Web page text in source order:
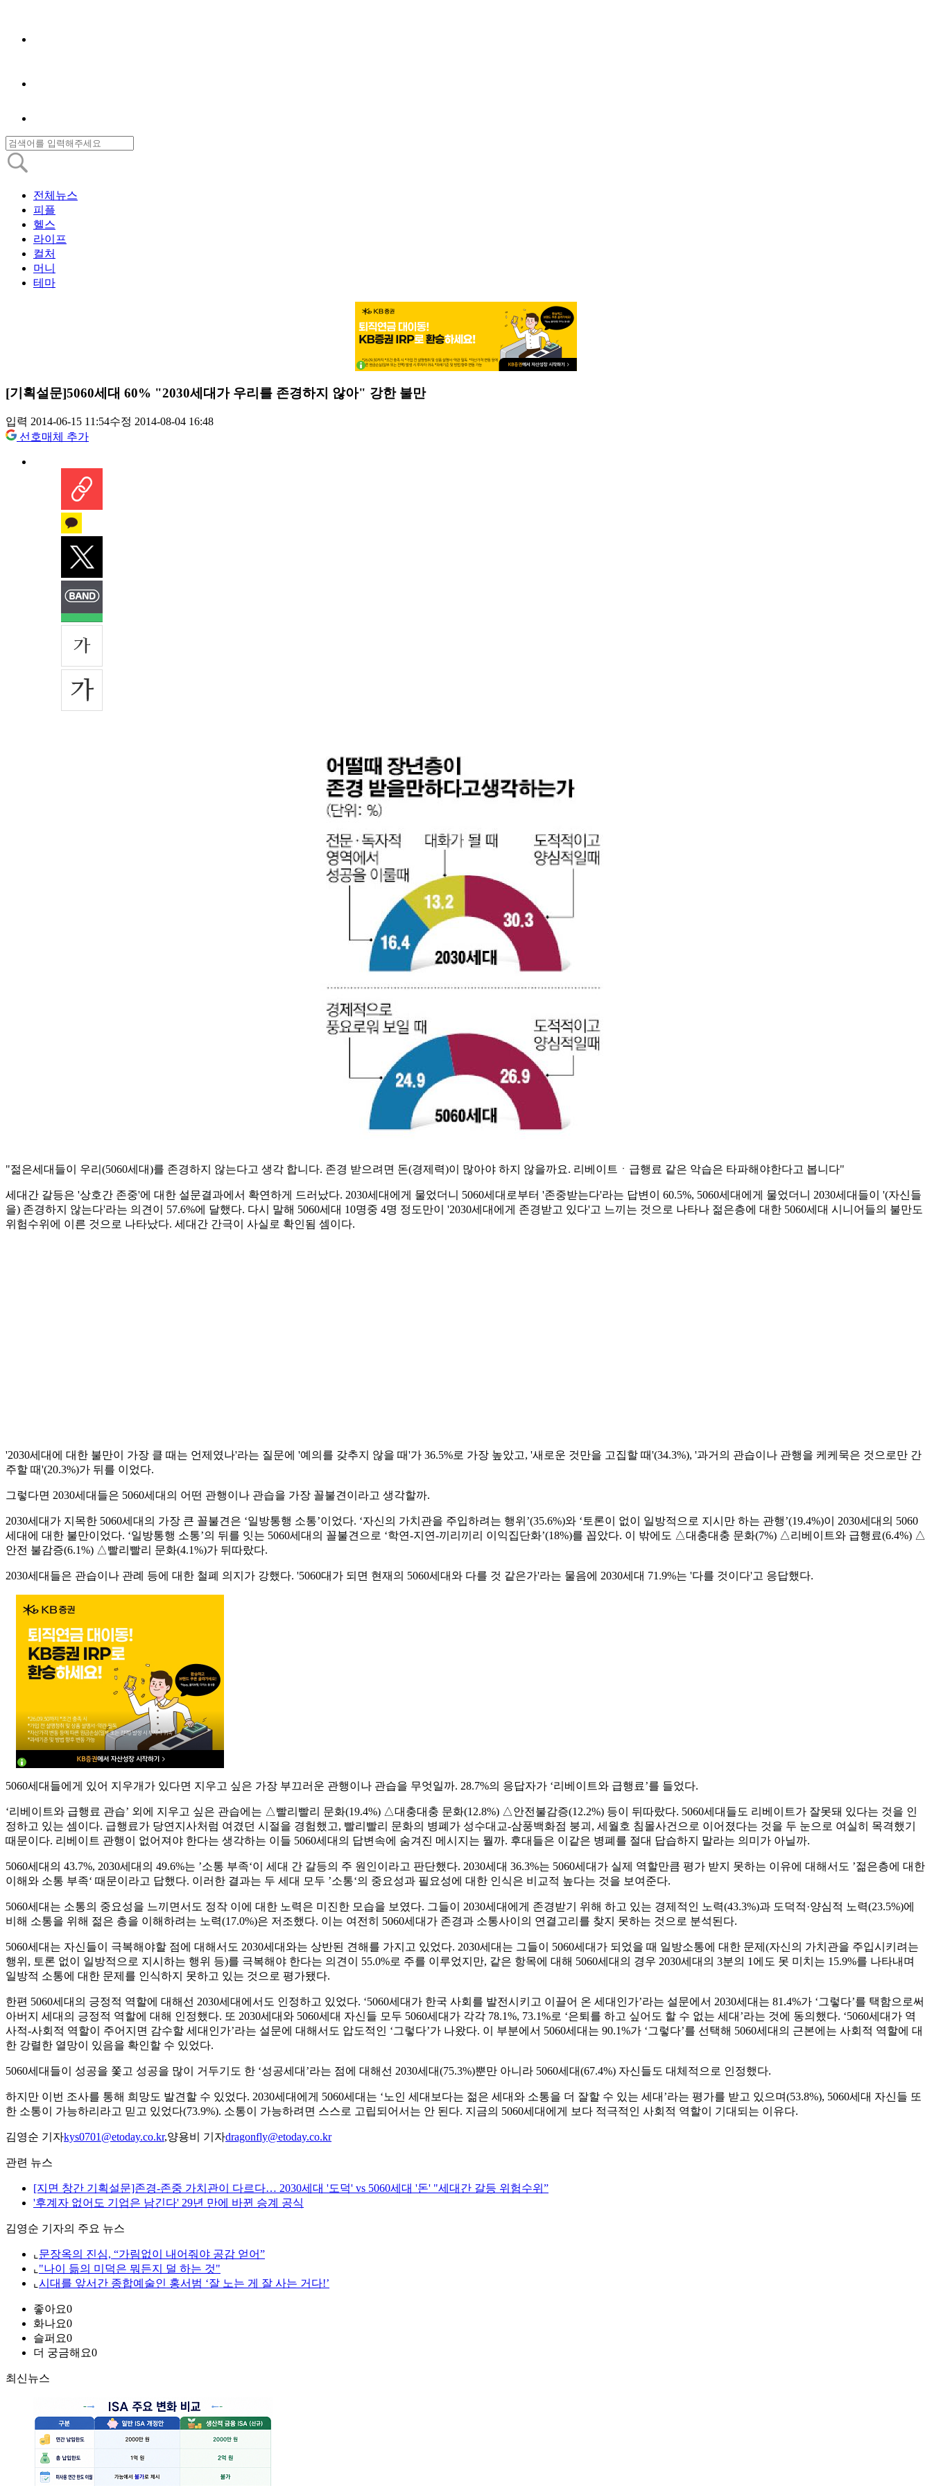
전체뉴스
피플
헬스
라이프
컬처
머니
테마
[기획설문]5060세대 60% "2030세대가 우리를 존경하지 않아" 강한 불만
입력 2014-06-15 11:54수정 2014-08-04 16:48
선호매체 추가
"젊은세대들이 우리(5060세대)를 존경하지 않는다고 생각 합니다. 존경 받으려면 돈(경제력)이 많아야 하지 않을까요. 리베이트ㆍ급행료 같은 악습은 타파해야한다고 봅니다"
세대간 갈등은 '상호간 존중'에 대한 설문결과에서 확연하게 드러났다. 2030세대에게 물었더니 5060세대로부터 '존중받는다'라는 답변이 60.5%, 5060세대에게 물었더니 2030세대들이 '(자신들
을) 존경하지 않는다'라는 의견이 57.6%에 달했다. 다시 말해 5060세대 10명중 4명 정도만이 '2030세대에게 존경받고 있다'고 느끼는 것으로 나타나 젊은층에 대한 5060세대 시니어들의 불만도
위험수위에 이른 것으로 나타났다. 세대간 간극이 사실로 확인됨 셈이다.
'2030세대에 대한 불만이 가장 클 때는 언제였나'라는 질문에 '예의를 갖추지 않을 때'가 36.5%로 가장 높았고, '새로운 것만을 고집할 때'(34.3%), '과거의 관습이나 관행을 케케묵은 것으로만 간
주할 때'(20.3%)가 뒤를 이었다.
그렇다면 2030세대들은 5060세대의 어떤 관행이나 관습을 가장 꼴불견이라고 생각할까.
2030세대가 지목한 5060세대의 가장 큰 꼴불견은 ‘일방통행 소통’이었다. ‘자신의 가치관을 주입하려는 행위’(35.6%)와 ‘토론이 없이 일방적으로 지시만 하는 관행’(19.4%)이 2030세대의 5060
세대에 대한 불만이었다. ‘일방통행 소통’의 뒤를 잇는 5060세대의 꼴불견으로 ‘학연-지연-끼리끼리 이익집단화’(18%)를 꼽았다. 이 밖에도 △대충대충 문화(7%) △리베이트와 급행료(6.4%) △
안전 불감증(6.1%) △빨리빨리 문화(4.1%)가 뒤따랐다.
2030세대들은 관습이나 관례 등에 대한 철폐 의지가 강했다. '5060대가 되면 현재의 5060세대와 다를 것 같은가'라는 물음에 2030세대 71.9%는 '다를 것이다'고 응답했다.
5060세대들에게 있어 지우개가 있다면 지우고 싶은 가장 부끄러운 관행이나 관습을 무엇일까. 28.7%의 응답자가 ‘리베이트와 급행료’를 들었다.
‘리베이트와 급행료 관습’ 외에 지우고 싶은 관습에는 △빨리빨리 문화(19.4%) △대충대충 문화(12.8%) △안전불감증(12.2%) 등이 뒤따랐다. 5060세대들도 리베이트가 잘못돼 있다는 것을 인
정하고 있는 셈이다. 급행료가 당연지사처럼 여겼던 시절을 경험했고, 빨리빨리 문화의 병폐가 성수대교-삼풍백화점 붕괴, 세월호 침몰사건으로 이어졌다는 것을 두 눈으로 여실히 목격했기
때문이다. 리베이트 관행이 없어져야 한다는 생각하는 이들 5060세대의 답변속에 숨겨진 메시지는 뭘까. 후대들은 이같은 병폐를 절대 답습하지 말라는 의미가 아닐까.
5060세대의 43.7%, 2030세대의 49.6%는 ’소통 부족‘이 세대 간 갈등의 주 원인이라고 판단했다. 2030세대 36.3%는 5060세대가 실제 역할만큼 평가 받지 못하는 이유에 대해서도 ’젊은층에 대한
이해와 소통 부족‘ 때문이라고 답했다. 이러한 결과는 두 세대 모두 ’소통‘의 중요성과 필요성에 대한 인식은 비교적 높다는 것을 보여준다.
5060세대는 소통의 중요성을 느끼면서도 정작 이에 대한 노력은 미진한 모습을 보였다. 그들이 2030세대에게 존경받기 위해 하고 있는 경제적인 노력(43.3%)과 도덕적·양심적 노력(23.5%)에
비해 소통을 위해 젊은 층을 이해하려는 노력(17.0%)은 저조했다. 이는 여전히 5060세대가 존경과 소통사이의 연결고리를 찾지 못하는 것으로 분석된다.
5060세대는 자신들이 극복해야할 점에 대해서도 2030세대와는 상반된 견해를 가지고 있었다. 2030세대는 그들이 5060세대가 되었을 때 일방소통에 대한 문제(자신의 가치관을 주입시키려는
행위, 토론 없이 일방적으로 지시하는 행위 등)를 극복해야 한다는 의견이 55.0%로 주를 이루었지만, 같은 항목에 대해 5060세대의 경우 2030세대의 3분의 1에도 못 미치는 15.9%를 나타내며
일방적 소통에 대한 문제를 인식하지 못하고 있는 것으로 평가됐다.
한편 5060세대의 긍정적 역할에 대해선 2030세대에서도 인정하고 있었다. ‘5060세대가 한국 사회를 발전시키고 이끌어 온 세대인가’라는 설문에서 2030세대는 81.4%가 ‘그렇다’를 택함으로써
아버지 세대의 긍정적 역할에 대해 인정했다. 또 2030세대와 5060세대 자신들 모두 5060세대가 각각 78.1%, 73.1%로 ‘은퇴를 하고 싶어도 할 수 없는 세대’라는 것에 동의했다. ‘5060세대가 역
사적-사회적 역할이 주어지면 감수할 세대인가’라는 설문에 대해서도 압도적인 ‘그렇다’가 나왔다. 이 부분에서 5060세대는 90.1%가 ‘그렇다’를 선택해 5060세대의 근본에는 사회적 역할에 대
한 강렬한 열망이 있음을 확인할 수 있었다.
5060세대들이 성공을 쫓고 성공을 많이 거두기도 한 ‘성공세대’라는 점에 대해선 2030세대(75.3%)뿐만 아니라 5060세대(67.4%) 자신들도 대체적으로 인정했다.
하지만 이번 조사를 통해 희망도 발견할 수 있었다. 2030세대에게 5060세대는 ‘노인 세대보다는 젊은 세대와 소통을 더 잘할 수 있는 세대’라는 평가를 받고 있으며(53.8%), 5060세대 자신들 또
한 소통이 가능하리라고 믿고 있었다(73.9%). 소통이 가능하려면 스스로 고립되어서는 안 된다. 지금의 5060세대에게 보다 적극적인 사회적 역할이 기대되는 이유다.
김영순 기자kys0701@etoday.co.kr,양용비 기자dragonfly@etoday.co.kr
관련 뉴스
[지면 창간 기획설문]존경-존중 가치관이 다르다… 2030세대 '도덕' vs 5060세대 '돈' "세대간 갈등 위험수위”
'후계자 없어도 기업은 남긴다' 29년 만에 바뀐 승계 공식
김영순 기자의 주요 뉴스
⌞ 문장옥의 진심, “가림없이 내어줘야 공감 얻어”
⌞ "나이 듦의 미덕은 뭐든지 덜 하는 것"
⌞ 시대를 앞서간 종합예술인 홍서범 ‘잘 노는 게 잘 사는 거다!’
좋아요0
화나요0
슬퍼요0
더 궁금해요0
최신뉴스